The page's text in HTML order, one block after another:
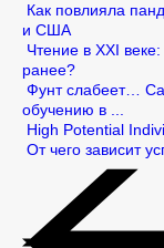
Как повлияла
и США
Чтение в XXI
ранее?
Фунт слабеет…
обучению в ...
High Potential
От чего зависит